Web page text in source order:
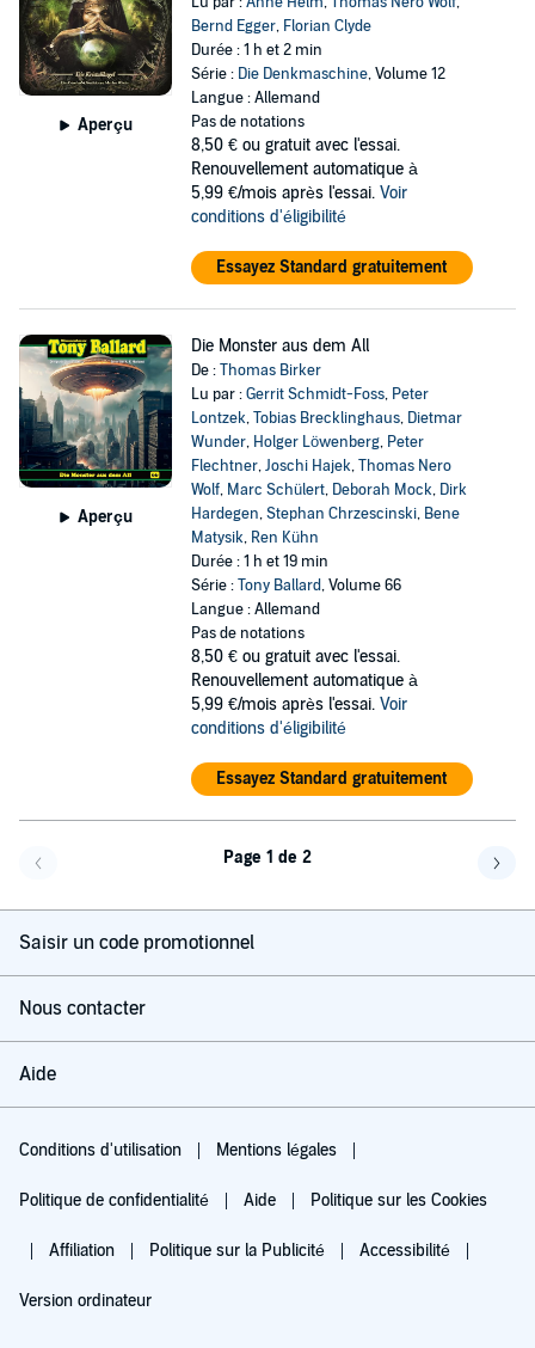
Aperçu
Bernd Egger, Florian Clyde
Durée : 1 h et 2 min
Série : Die Denkmaschine, Volume 12
Langue : Allemand
Pas de notations
8,50 € ou gratuit avec l'essai.
Renouvellement automatique à
5,99 €/mois après l'essai. Voir
conditions d'éligibilité
Essayez Standard gratuitement
Aperçu
Die Monster aus dem All
De :Thomas Birker
Lu par :Gerrit Schmidt-Foss, Peter
Lontzek,Tobias Brecklinghaus, Dietmar
Wunder, Holger Löwenberg, Peter
Flechtner,Joschi Hajek,Thomas Nero
Wolf, Marc Schülert, Deborah Mock, Dirk
Hardegen,Stephan Chrzescinski, Bene
Matysik, Ren Kühn
Durée : 1 h et 19 min
Série :Tony Ballard, Volume 66
Langue : Allemand
Pas de notations
8,50 € ou gratuit avec l'essai.
Renouvellement automatique à
5,99 €/mois après l'essai. Voir
conditions d'éligibilité
Essayez Standard gratuitement
Page 1 de 2
Saisir un code promotionnel
Nous contacter
Aide
Conditions d'utilisation Mentions légales
Politique de confidentialité Aide Politique sur les Cookies
Affiliation Politique sur la Publicité Accessibilité
Version ordinateur